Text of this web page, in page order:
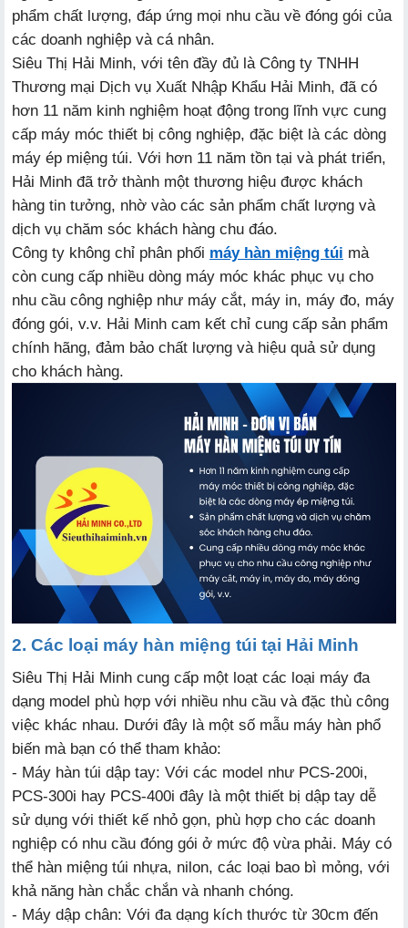
phẩm chất lượng, đáp ứng mọi nhu cầu về đóng gói của
các doanh nghiệp và cá nhân.
Siêu Thị Hải Minh, với tên đầy đủ là Công ty TNHH
Thương mại Dịch vụ Xuất Nhập Khẩu Hải Minh, đã có
hơn 11 năm kinh nghiệm hoạt động trong lĩnh vực cung
cấp máy móc thiết bị công nghiệp, đặc biệt là các dòng
máy ép miệng túi. Với hơn 11 năm tồn tại và phát triển,
Hải Minh đã trở thành một thương hiệu được khách
hàng tin tưởng, nhờ vào các sản phẩm chất lượng và
dịch vụ chăm sóc khách hàng chu đáo.
Công ty không chỉ phân phối máy hàn miệng túi mà
còn cung cấp nhiều dòng máy móc khác phục vụ cho
nhu cầu công nghiệp như máy cắt, máy in, máy đo, máy
đóng gói, v.v. Hải Minh cam kết chỉ cung cấp sản phẩm
chính hãng, đảm bảo chất lượng và hiệu quả sử dụng
cho khách hàng.
2. Các loại máy hàn miệng túi tại Hải Minh
Siêu Thị Hải Minh cung cấp một loạt các loại máy đa
dạng model phù hợp với nhiều nhu cầu và đặc thù công
việc khác nhau. Dưới đây là một số mẫu máy hàn phổ
biến mà bạn có thể tham khảo:
- Máy hàn túi dập tay: Với các model như PCS-200i,
PCS-300i hay PCS-400i đây là một thiết bị dập tay dễ
sử dụng với thiết kế nhỏ gọn, phù hợp cho các doanh
nghiệp có nhu cầu đóng gói ở mức độ vừa phải. Máy có
thể hàn miệng túi nhựa, nilon, các loại bao bì mỏng, với
khả năng hàn chắc chắn và nhanh chóng.
- Máy dập chân: Với đa dạng kích thước từ 30cm đến